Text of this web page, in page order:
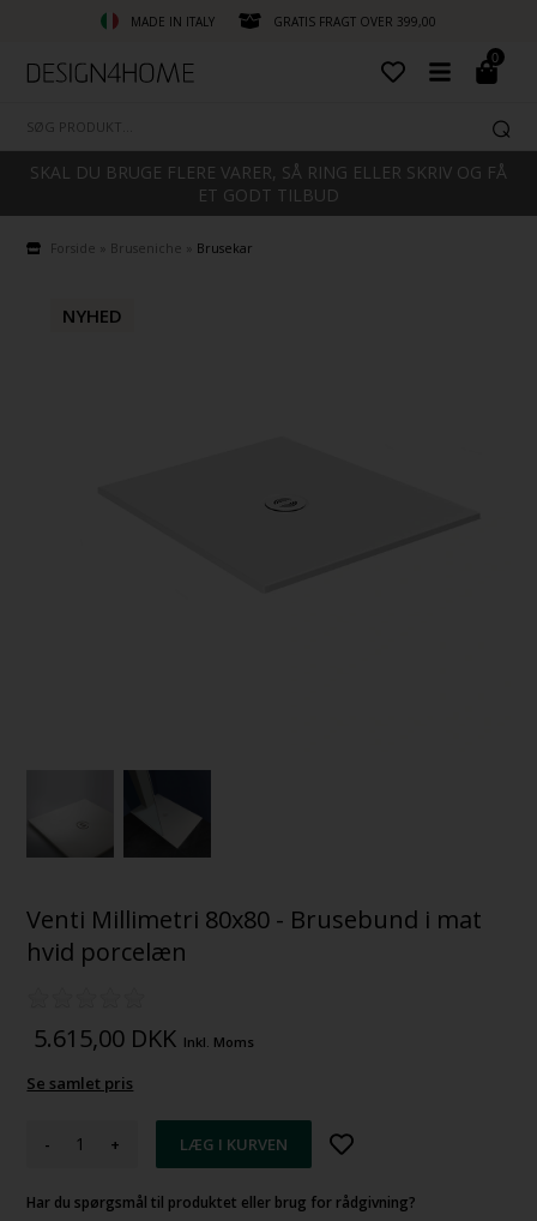
MADE IN ITALY GRATIS FRAGT OVER 399,00
0
SKAL DU BRUGE FLERE VARER, SÅ RING ELLER SKRIV OG FÅ
ET GODT TILBUD
Forside Bruseniche Brusekar
NYHED
Venti Millimetri 80x80 - Brusebund i mat
hvid porcelæn
5.615,00 DKK Inkl. Moms
Se samlet pris
- +
Har du spørgsmål til produktet eller brug for rådgivning?